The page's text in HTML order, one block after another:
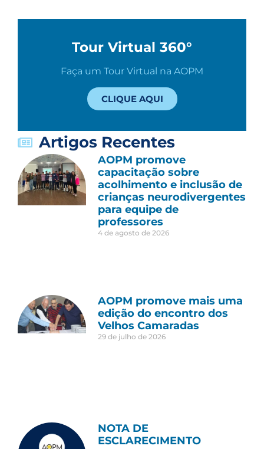
Tour Virtual 360°
Faça um Tour Virtual na AOPM
CLIQUE AQUI
Artigos Recentes
AOPM promove
capacitação sobre
acolhimento e inclusão de
crianças neurodivergentes
para equipe de
professores
4 de agosto de 2026
AOPM promove mais uma
edição do encontro dos
Velhos Camaradas
29 de julho de 2026
NOTA DE
ESCLARECIMENTO